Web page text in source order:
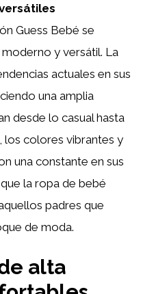
Guess Bebé se
y versátil. La
actuales en sus
una amplia
desde lo casual hasta
los colores vibrantes y
una constante en sus
la ropa de bebé
padres que
de moda.
alta